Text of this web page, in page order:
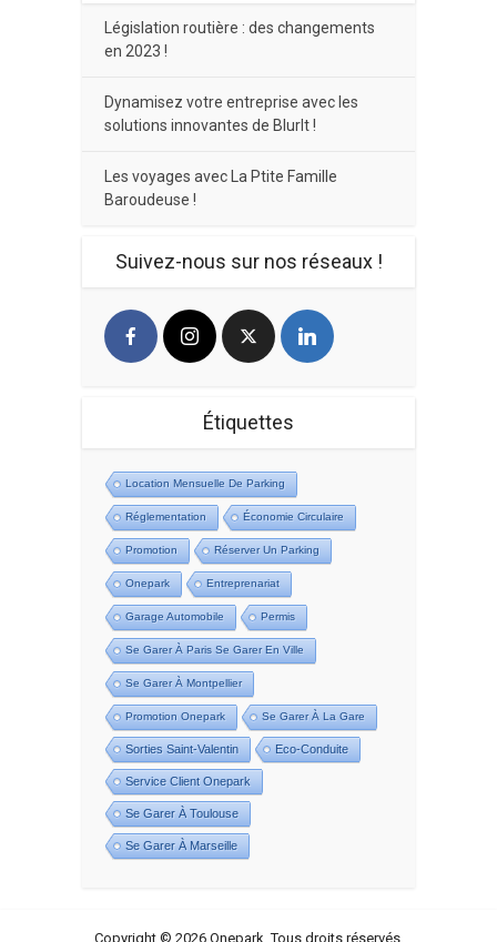
Législation routière : des changements
en 2023 !
Dynamisez votre entreprise avec les
solutions innovantes de BlurIt !
Les voyages avec La Ptite Famille
Baroudeuse !
Suivez-nous sur nos réseaux !
Étiquettes
Location Mensuelle De Parking
Réglementation Économie Circulaire
Promotion Réserver Un Parking
Onepark Entreprenariat
Garage Automobile Permis
Se Garer À Paris Se Garer En Ville
Se Garer À Montpellier
Promotion Onepark Se Garer À La Gare
Sorties Saint-Valentin Eco-Conduite
Service Client Onepark
Se Garer À Toulouse
Se Garer À Marseille
Copyright © 2026 Onepark. Tous droits réservés.